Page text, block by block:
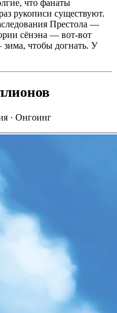
что фанаты
рукописи существуют.
Престола —
сёнэна — вот-вот
чтобы догнать. У
· Онгоинг